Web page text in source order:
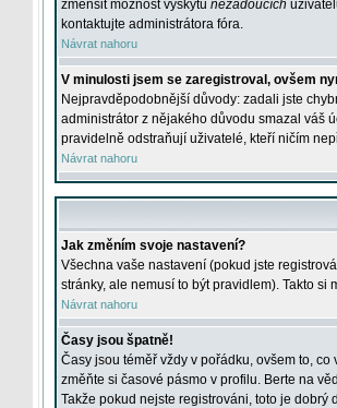
zmenšit možnost výskytu nežádoucích
kontaktujte administrátora fóra.
Návrat nahoru
V minulosti jsem se zaregistroval, ovšem
Nejpravděpodobnější důvody: zadali jste
administrátor z nějakého důvodu smazal váš
pravidelně odstraňují uživatelé, kteří ničím
Návrat nahoru
Jak změním svoje nastavení?
Všechna vaše nastavení (pokud jste
stránky, ale nemusí to být pravidlem). Takto si
Návrat nahoru
Časy jsou špatně!
Časy jsou téměř vždy v pořádku, ovšem to,
změňte si časové pásmo v profilu. Berte na
Takže pokud nejste registrováni, toto je dobrý